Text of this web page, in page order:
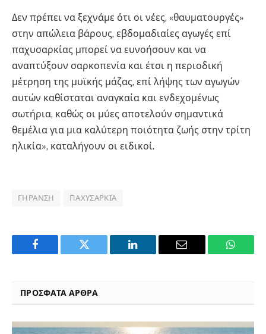
Δεν πρέπει να ξεχνάμε ότι οι νέες, «θαυματουργές»
στην απώλεια βάρους, εβδομαδιαίες αγωγές επί
παχυσαρκίας μπορεί να ευνοήσουν και να
αναπτύξουν σαρκοπενία και έτσι η περιοδική
μέτρηση της μυϊκής μάζας, επί λήψης των αγωγών
αυτών καθίσταται αναγκαία και ενδεχομένως
σωτήρια, καθώς οι μύες αποτελούν σημαντικά
θεμέλια για μια καλύτερη ποιότητα ζωής στην τρίτη
ηλικία», καταλήγουν οι ειδικοί.
ΓΉΡΑΝΣΗ ΠΑΧΥΣΑΡΚΊΑ
Facebook Twitter LinkedIn Email
ΠΡΟΣΦΑΤΑ ΑΡΘΡΑ